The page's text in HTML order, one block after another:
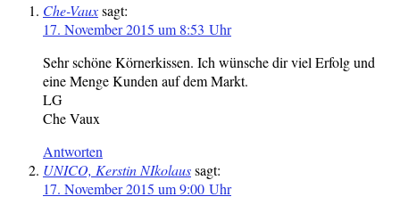
Che-Vauxsagt:
17. November 2015 um 8:53 Uhr
Sehr schöne Körnerkissen. Ich wünsche dir viel Erfolg und
eine Menge Kunden auf dem Markt.
LG
Che Vaux
Antworten
UNICO, Kerstin NIkolaussagt:
17. November 2015 um 9:00 Uhr